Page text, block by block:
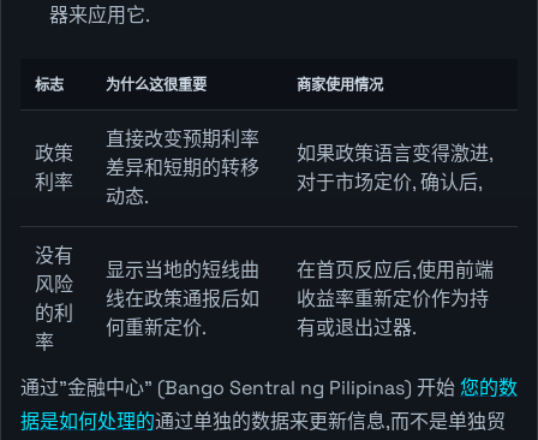
器来应用它.
标志 为什么这很重要 商家使用情况
政策
利率
直接改变预期利率
差异和短期的转移
动态.
如果政策语言变得激进,
对于市场定价, 确认后,
没有
风险
的利
率
显示当地的短线曲
线在政策通报后如
何重新定价.
在首页反应后,使用前端
收益率重新定价作为持
有或退出过器.
通过"金融中心" (Bango Sentral ng Pilipinas) 开始您的数
据是如何处理的通过单独的数据来更新信息,而不是单独贸